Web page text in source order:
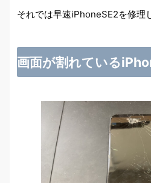
それでは早速iPhoneSE2を修理
画面が割れている